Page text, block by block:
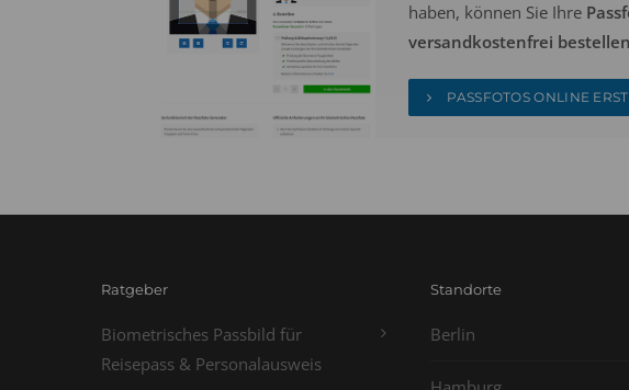
haben, können Sie Ihre
versandkostenfrei bestellen
PASSFOTOS ONLINE
Ratgeber
Biometrisches Passbild für
Reisepass & Personalausweis
Standorte
Berlin